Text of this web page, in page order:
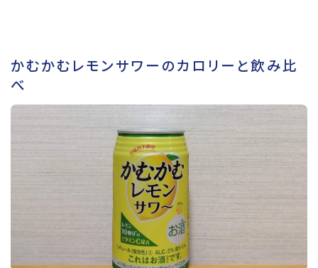
かむかむレモンサワーのカロリーと飲み比
べ